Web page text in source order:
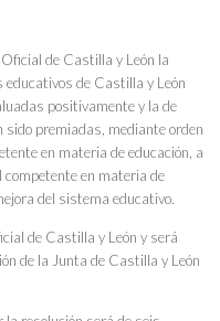
de Castilla y León la
educativos de Castilla y León
positivamente y la de
sido premiadas, mediante orden
en materia de educación, a
competente en materia de
del sistema educativo.
de Castilla y León y será
de la Junta de Castilla y León